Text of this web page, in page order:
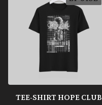
TEE-SHIRT HOPE CLUB